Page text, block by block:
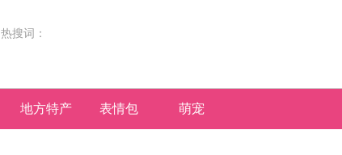
热搜词：
地方特产 表情包 萌宠